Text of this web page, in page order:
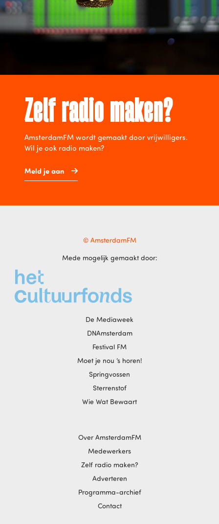
Zelf radio maken?
AmsterdamFM wordt gemaakt door vrijwilligers.
Wil je ook radio maken?
Meld je aan
© AmsterdamFM
Mede mogelijk gemaakt door:
De Mediaweek
DNAmsterdam
Festival FM
Moet je nou ‘s horen!
Springvossen
Sterrenstof
Wie Wat Bewaart
Over AmsterdamFM
Medewerkers
Zelf radio maken?
Adverteren
Programma-archief
Contact